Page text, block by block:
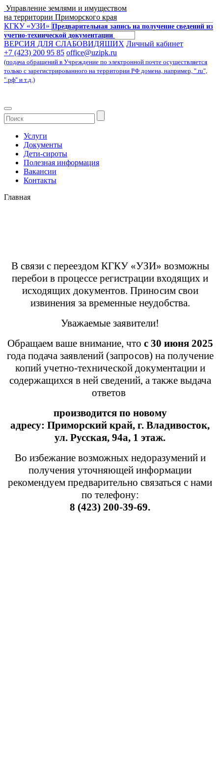
Управление землями и имуществом
на территории Приморского края
КГКУ «УЗИ» Предварительная запись на получение сведений из
учетно-технической документации
ВЕРСИЯ ДЛЯ СЛАБОВИДЯЩИХ Личный кабинет
+7 (423) 200 95 85 office@uzipk.ru
(подача обращений в Учреждение по электронной почте осуществляется
только с зарегистрированного на территории РФ домена, например, ".ru",
".рф" и т.д.)
Услуги
Документы
Дети-сироты
Полезная информация
Вакансии
Контакты
Главная
В связи с переездом КГКУ «УЗИ» возможны
перебои в процессе регистрации входящих и
исходящих документов. Приносим свои
извинения за временные неудобства.
Уважаемые заявители!
Обращаем ваше внимание, что с 30 июня 2025
года подача заявлений (запросов) на получение
копий учетно-технической документации и
содержащихся в ней сведений, а также выдача
ответов
производится по новому
адресу: Приморский край, г. Владивосток,
ул. Русская, 94а, 1 этаж.
Во избежание возможных недоразумений и
получения уточняющей информации
рекомендуем предварительно связаться с нами
по телефону:
8 (423) 200-39-69.